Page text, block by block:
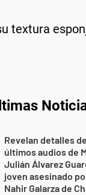
textura
Revelan detalles
últimos audios de
Julián Álvarez
joven asesinado
Nahir Galarza de